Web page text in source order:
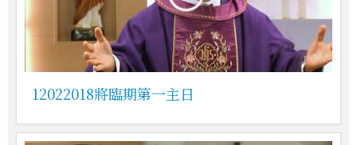
12022018將臨期第一主日